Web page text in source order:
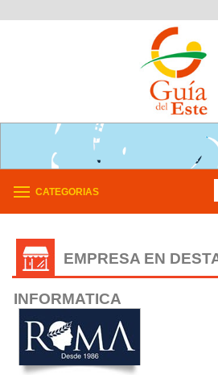
CATEGORIAS
EMPRESA EN
INFORMATICA